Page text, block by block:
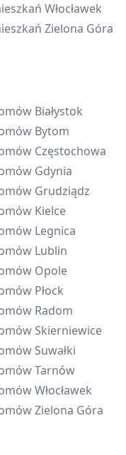
Włocławek
Zielona Góra
Białystok
Bytom
Częstochowa
Gdynia
Grudziądz
Kielce
Legnica
Lublin
Opole
Płock
Radom
Skierniewice
Suwałki
Tarnów
Włocławek
Zielona Góra